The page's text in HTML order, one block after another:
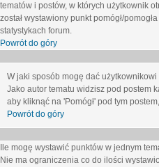
tematów i postów, w których użytkownik
został wystawiony punkt pomógł/
statystykach forum.
Powrót do góry
W jaki sposób mogę dać użytkownikowi
Jako autor tematu widzisz pod postem
aby kliknąć na 'Pomógł' pod tym
Powrót do góry
Ile mogę wystawić punktów w jednym
Nie ma ograniczenia co do ilości